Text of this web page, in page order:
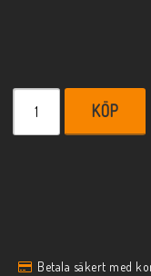
KÖP
Betala säkert med